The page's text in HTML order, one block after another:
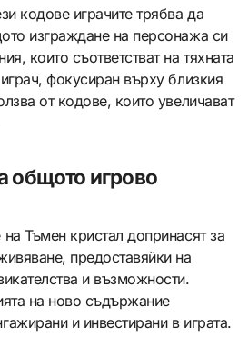
кодове играчите трябва да
изграждане на персонажа си
които съответстват на тяхната
фокусиран върху близкия
от кодове, които увеличават
общото игрово
Тъмен кристал допринасят за
предоставяйки на
и възможности.
на ново съдържание
и инвестирани в играта.